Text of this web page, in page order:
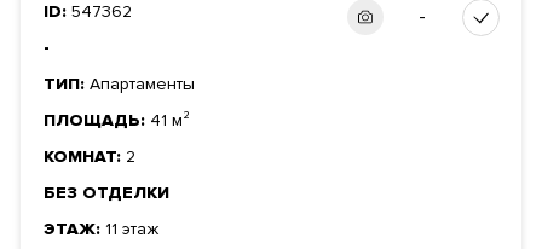
ID: 547362
-
ТИП: Апартаменты
ПЛОЩАДЬ: 41 м²
КОМНАТ: 2
БЕЗ ОТДЕЛКИ
ЭТАЖ: 11 этаж
-